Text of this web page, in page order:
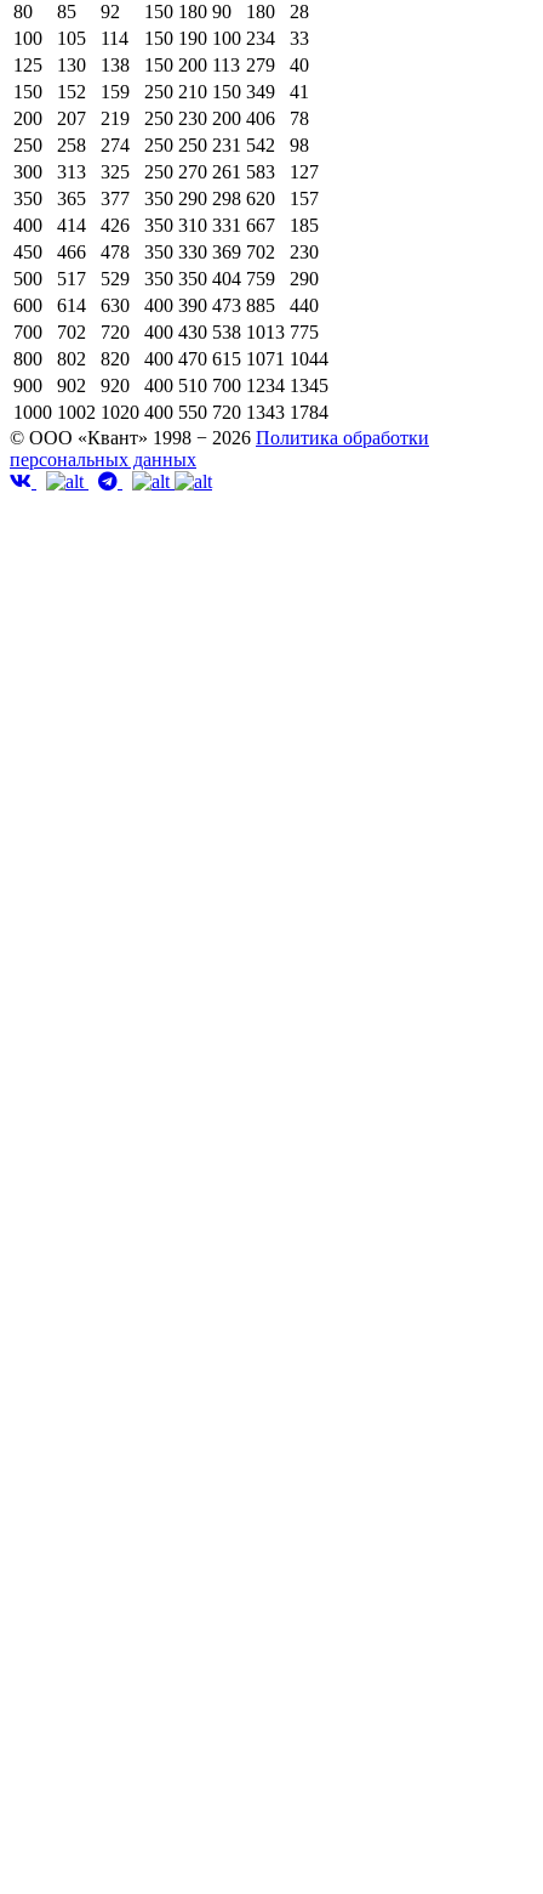
80
85 92 150 180 90 180
28
100
105 114 150 190 100 234
33
125
130 138 150 200 113 279
40
150
152 159 250 210 150 349
41
200
207 219 250 230 200 406
78
250
258 274 250 250 231 542
98
300
313 325 250 270 261 583
127
350
365 377 350 290 298 620
157
400
414 426 350 310 331 667
185
450
466 478 350 330 369 702
230
500
517 529 350 350 404 759
290
600
614 630 400 390 473 885
440
700
702 720 400 430 538 1013 775
800
802 820 400 470 615 1071 1044
900
902 920 400 510 700 1234 1345
1000 1002 1020 400 550 720 1343 1784
© ООО «Квант» 1998 − 2026 Политика обработки
персональных данных